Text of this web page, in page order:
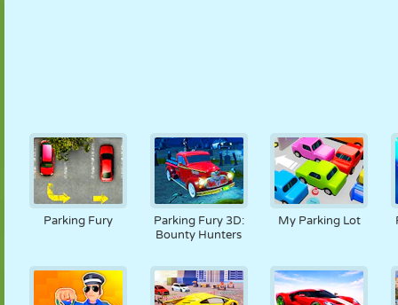
Parking Fury
Parking Fury 3D:
Bounty Hunters
My Parking Lot